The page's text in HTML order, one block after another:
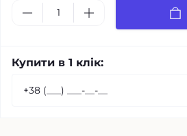
Купити в 1 клік: